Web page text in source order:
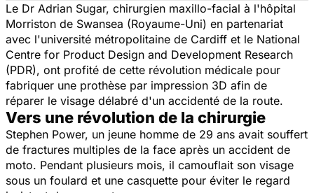
Le Dr Adrian Sugar, chirurgien maxillo-facial à l'hôpital
Morriston de Swansea (Royaume-Uni) en partenariat
avec l'université métropolitaine de Cardiff et le National
Centre for Product Design and Development Research
(PDR), ont profité de cette révolution médicale pour
fabriquer une prothèse par impression 3D afin de
réparer le visage délabré d'un accidenté de la route.
Vers une révolution de la chirurgie
Stephen Power, un jeune homme de 29 ans avait souffert
de fractures multiples de la face après un accident de
moto. Pendant plusieurs mois, il camouflait son visage
sous un foulard et une casquette pour éviter le regard